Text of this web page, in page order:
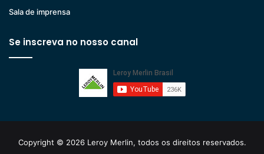
Sala de imprensa
Se inscreva no nosso canal
Copyright © 2026 Leroy Merlin, todos os direitos reservados.